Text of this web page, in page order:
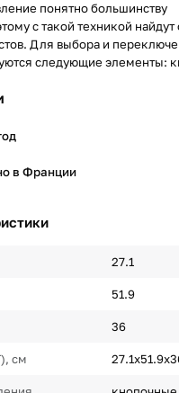
понятно большинству
с такой техникой
Для выбора и
следующие элементы:
в Франции
27.1
51.9
36
см